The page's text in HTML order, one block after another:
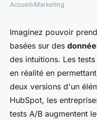
A/b testing :
comment
Elena •7 février 2026• 7
Accueil›Marketing
Imaginez pouvoir
basées sur des
des intuitions. Les
en réalité en
deux versions d'un
HubSpot, les
tests A/B augmentent